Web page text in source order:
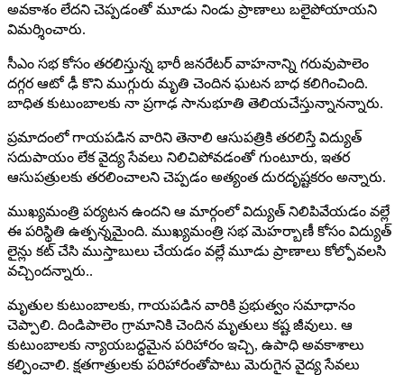
అవకాశం లేదని చెప్పడంతో మూడు నిండు ప్రాణాలు బలైపోయాయని
విమర్శించారు.
సీఎం సభ కోసం తరలిస్తున్న భారీ జనరేటర్ వాహనాన్ని గరువుపాలెం
దగ్గర ఆటో ఢీ కొని ముగ్గురు మృతి చెందిన ఘటన బాధ కలిగించింది.
బాధిత కుటుంబాలకు నా ప్రగాఢ సానుభూతి తెలియచేస్తున్నానన్నారు.
ప్రమాదంలో గాయపడిన వారిని తెనాలి ఆసుపత్రికి తరలిస్తే విద్యుత్
సదుపాయం లేక వైద్య సేవలు నిలిచిపోవడంతో గుంటూరు, ఇతర
ఆసుపత్రులకు తరలించాలని చెప్పడం అత్యంత దురదృష్టకరం అన్నారు.
ముఖ్యమంత్రి పర్యటన ఉందని ఆ మార్గంలో విద్యుత్ నిలిపివేయడం వల్లే
ఈ పరిస్థితి ఉత్పన్నమైంది. ముఖ్యమంత్రి సభ మెహర్బాణీ కోసం విద్యుత్
లైన్లు కట్ చేసి ముస్తాబులు చేయడం వల్లే మూడు ప్రాణాలు కోల్పోవలసి
వచ్చిందన్నారు..
మృతుల కుటుంబాలకు, గాయపడిన వారికి ప్రభుత్వం సమాధానం
చెప్పాలి. దిండిపాలెం గ్రామానికి చెందిన మృతులు కష్ట జీవులు. ఆ
కుటుంబాలకు న్యాయబద్ధమైన పరిహారం ఇచ్చి, ఉపాధి అవకాశాలు
కల్పించాలి. క్షతగాత్రులకు పరిహారంతోపాటు మెరుగైన వైద్య సేవలు